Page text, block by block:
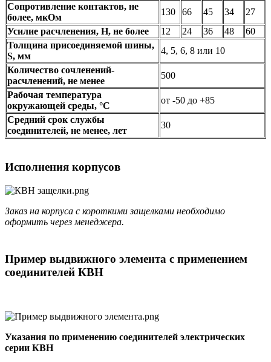
Сопротивление контактов, не
более, мкОм
130 66 45 34
27
Усилие расчленения, Н, не более
12 24 36 48
60
Толщина присоединяемой шины,
S, мм
4, 5, 6, 8 или 10
Количество сочленений-
расчленений, не менее
500
Рабочая температура
окружающей среды, °C
от -50 до +85
Средний срок службы
соединителей, не менее, лет
30
Исполнения корпусов
Заказ на корпуса с короткими защелками необходимо
оформить через менеджера.
Пример выдвижного элемента с применением
соединителей КВН
Указания по применению соединителей электрических
серии КВН